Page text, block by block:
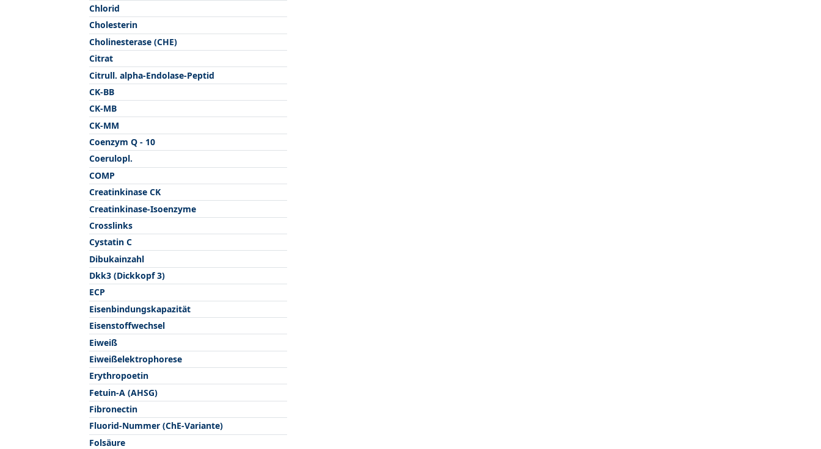
Chlorid
Cholesterin
Cholinesterase (CHE)
Citrat
Citrull. alpha-Endolase-Peptid
CK-BB
CK-MB
CK-MM
Coenzym Q - 10
Coerulopl.
COMP
Creatinkinase CK
Creatinkinase-Isoenzyme
Crosslinks
Cystatin C
Dibukainzahl
Dkk3 (Dickkopf 3)
ECP
Eisenbindungskapazität
Eisenstoffwechsel
Eiweiß
Eiweißelektrophorese
Erythropoetin
Fetuin-A (AHSG)
Fibronectin
Fluorid-Nummer (ChE-Variante)
Folsäure